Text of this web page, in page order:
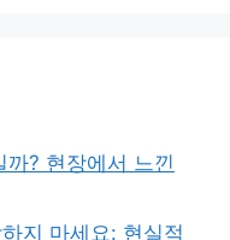
? 현장에서 느낀
지 마세요: 현실적